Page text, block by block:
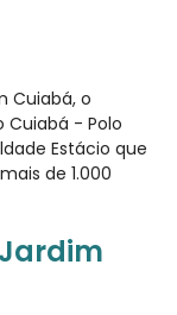
Cuiabá, o
Cuiabá - Polo
Estácio que
de 1.000